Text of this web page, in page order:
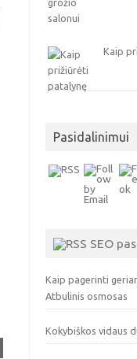
Kaip
Pasidalinimui
SEO
Kaip pagerinti
Atbulinis osmosas
Kokybiškos vidaus